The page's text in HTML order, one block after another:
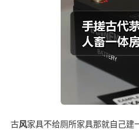
古风家具不给厕所家具那就自己建